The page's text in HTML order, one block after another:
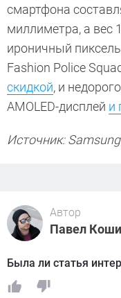
смартфона
миллиметра, а вес
ироничный
Fashion Police
скидкой, и
AMOLED-дисплей и
Источник: Samsung
Автор
Павел
Была ли статья